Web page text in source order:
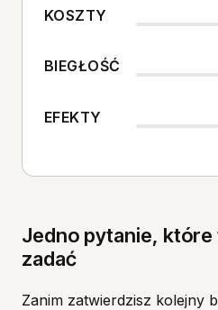
KOSZTY
BIEGŁOŚĆ
EFEKTY
Jedno pytanie,
zadać
Zanim zatwierdzisz kolejny